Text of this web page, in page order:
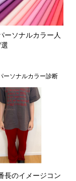
ーソナルカラー人
ーソナルカラー診断
長のイメージコン